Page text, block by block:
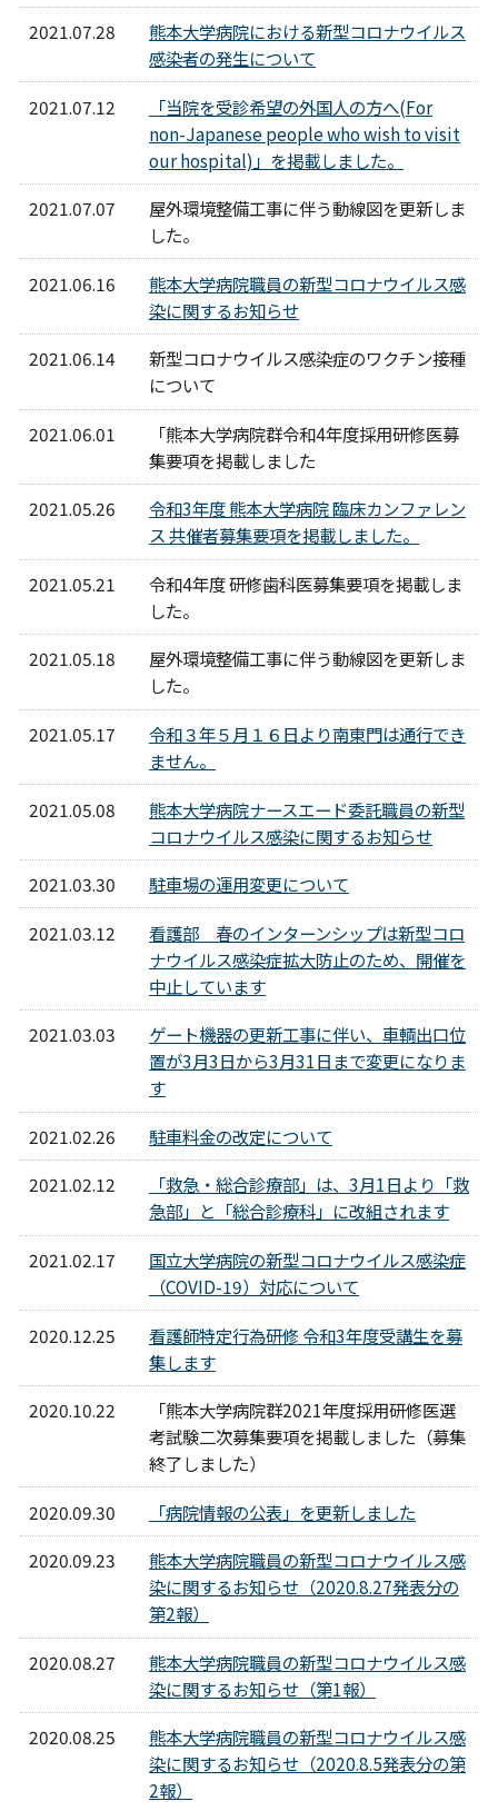
2021.07.28
熊本大学病院における新型コロナウイルス
感染者の発生について
2021.07.12
「当院を受診希望の外国人の方へ(For
non-Japanese people who wish to visit
our hospital)」を掲載しました。
2021.07.07
屋外環境整備工事に伴う動線図を更新しま
した。
2021.06.16
熊本大学病院職員の新型コロナウイルス感
染に関するお知らせ
2021.06.14
新型コロナウイルス感染症のワクチン接種
について
2021.06.01
「熊本大学病院群令和4年度採用研修医募
集要項を掲載しました
2021.05.26
令和3年度 熊本大学病院 臨床カンファレン
ス 共催者募集要項を掲載しました。
2021.05.21
令和4年度 研修歯科医募集要項を掲載しま
した。
2021.05.18
屋外環境整備工事に伴う動線図を更新しま
した。
2021.05.17
令和３年５月１６日より南東門は通行でき
ません。
2021.05.08
熊本大学病院ナースエード委託職員の新型
コロナウイルス感染に関するお知らせ
2021.03.30
駐車場の運用変更について
2021.03.12
看護部 春のインターンシップは新型コロ
ナウイルス感染症拡大防止のため、開催を
中止しています
2021.03.03
ゲート機器の更新工事に伴い、車輌出口位
置が3月3日から3月31日まで変更になりま
す
2021.02.26
駐車料金の改定について
2021.02.12
「救急・総合診療部」は、3月1日より「救
急部」と「総合診療科」に改組されます
2021.02.17
国立大学病院の新型コロナウイルス感染症
（COVID-19）対応について
2020.12.25
看護師特定行為研修 令和3年度受講生を募
集します
2020.10.22
「熊本大学病院群2021年度採用研修医選
考試験二次募集要項を掲載しました（募集
終了しました）
2020.09.30
「病院情報の公表」を更新しました
2020.09.23
熊本大学病院職員の新型コロナウイルス感
染に関するお知らせ（2020.8.27発表分の
第2報）
2020.08.27
熊本大学病院職員の新型コロナウイルス感
染に関するお知らせ（第1報）
2020.08.25
熊本大学病院職員の新型コロナウイルス感
染に関するお知らせ（2020.8.5発表分の第
2報）